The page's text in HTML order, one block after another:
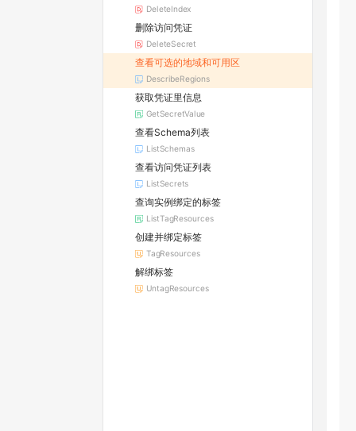
DeleteIndex
删除访问凭证
DeleteSecret
查看可选的地域和可用区
DescribeRegions
获取凭证里信息
GetSecretValue
查看Schema列表
ListSchemas
查看访问凭证列表
ListSecrets
查询实例绑定的标签
ListTagResources
创建并绑定标签
TagResources
解绑标签
UntagResources